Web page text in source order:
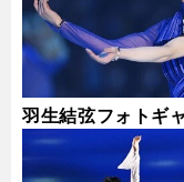
羽生結弦フォトギ